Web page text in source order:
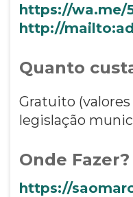
https://wa.me/
http://
Quanto
Gratuito
legislação
Onde Fazer?
https://